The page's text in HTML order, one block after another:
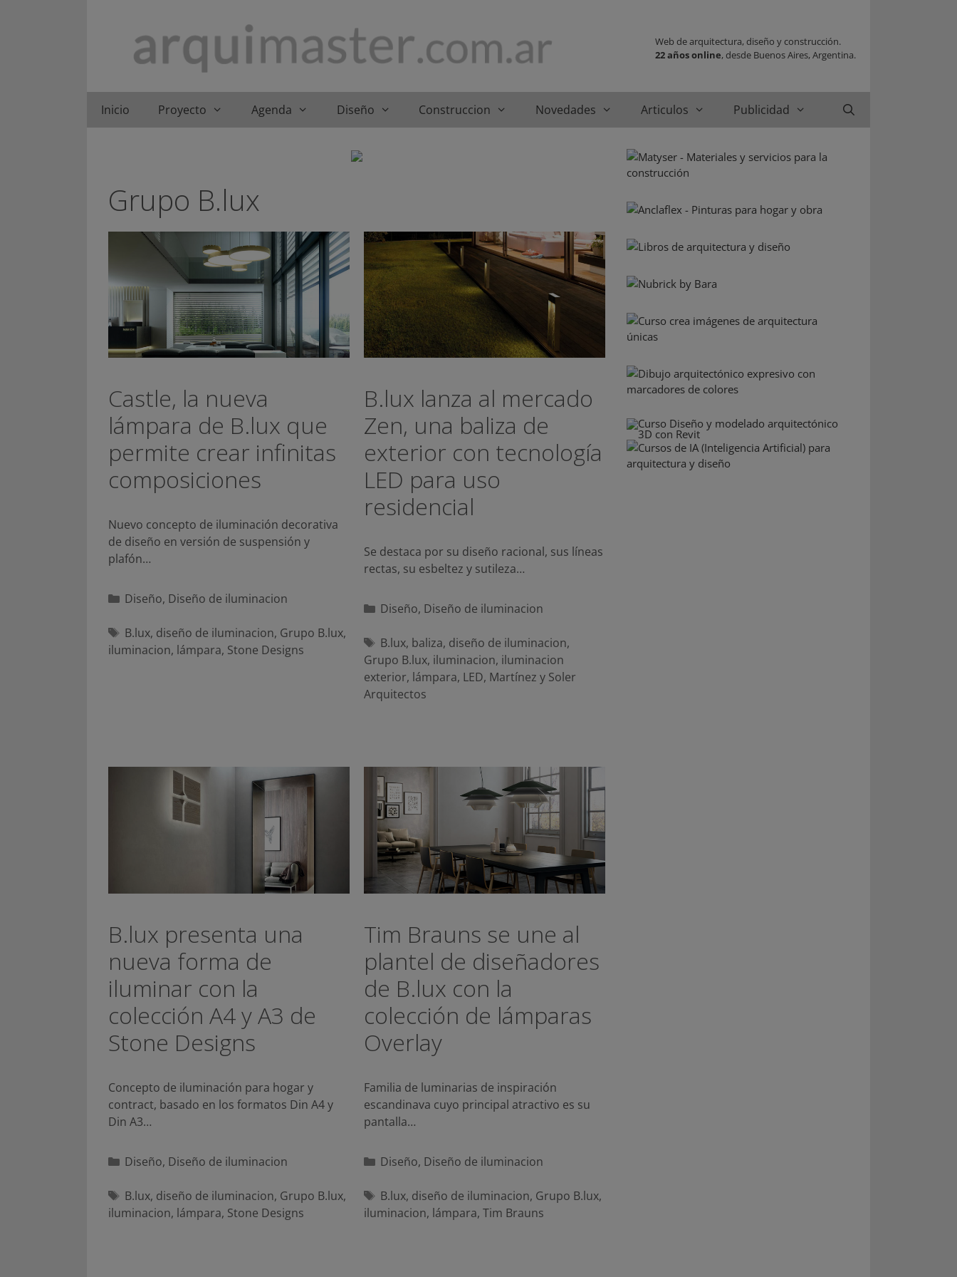
Web de arquitectura, diseño y construcción.
22 años online, desde Buenos Aires, Argentina.
Inicio Proyecto Agenda Diseño Construccion Novedades Articulos Publicidad
Grupo B.lux
Castle, la nueva
lámpara de B.lux que
permite crear infinitas
composiciones
Nuevo concepto de iluminación decorativa
de diseño en versión de suspensión y
plafón…
Categorías
Diseño, Diseño de iluminacion
Etiquetas
B.lux, diseño de iluminacion, Grupo B.lux,
iluminacion, lámpara, Stone Designs
B.lux lanza al mercado
Zen, una baliza de
exterior con tecnología
LED para uso
residencial
Se destaca por su diseño racional, sus líneas
rectas, su esbeltez y sutileza…
Categorías
Diseño, Diseño de iluminacion
Etiquetas
B.lux, baliza, diseño de iluminacion,
Grupo B.lux, iluminacion, iluminacion
exterior, lámpara, LED, Martínez y Soler
Arquitectos
B.lux presenta una
nueva forma de
iluminar con la
colección A4 y A3 de
Stone Designs
Concepto de iluminación para hogar y
contract, basado en los formatos Din A4 y
Din A3…
Categorías
Diseño, Diseño de iluminacion
Etiquetas
B.lux, diseño de iluminacion, Grupo B.lux,
iluminacion, lámpara, Stone Designs
Tim Brauns se une al
plantel de diseñadores
de B.lux con la
colección de lámparas
Overlay
Familia de luminarias de inspiración
escandinava cuyo principal atractivo es su
pantalla…
Categorías
Diseño, Diseño de iluminacion
Etiquetas
B.lux, diseño de iluminacion, Grupo B.lux,
iluminacion, lámpara, Tim Brauns